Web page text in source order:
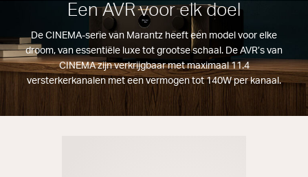
Een AVR voor elk doel
De CINEMA-serie van Marantz heeft een model voor elke
droom, van essentiële luxe tot grootse schaal. De AVR’s van
CINEMA zijn verkrijgbaar met maximaal 11.4
versterkerkanalen met een vermogen tot 140W per kanaal.